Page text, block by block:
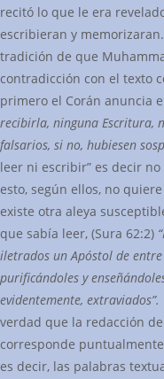
recitó lo que le era
escribieran y
tradición de que
contradicción con el texto
primero el Corán anuncia
recibirla, ninguna Escritura,
falsarios, si no, hubiesen
leer ni escribir” es decir
esto, según ellos, no
existe otra aleya
que sabía leer, (Sura 62:2)
iletrados un Apóstol de entre
purificándoles y
evidentemente, extraviados”.
verdad que la redacción
corresponde
es decir, las palabras